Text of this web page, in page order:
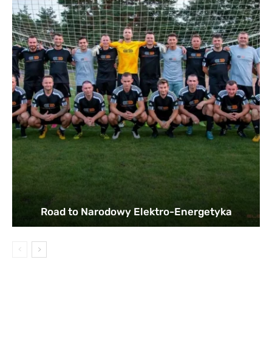
Road to Narodowy Elektro-Energetyka